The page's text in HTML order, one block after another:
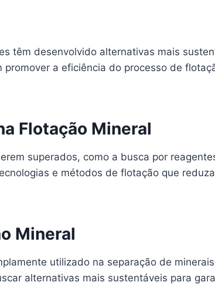
têm desenvolvido alternativas mais
a eficiência do processo de
Flotação Mineral
superados, como a busca por
e métodos de flotação que
Mineral
utilizado na separação de
alternativas mais sustentáveis para